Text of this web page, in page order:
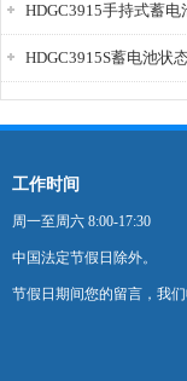
HDGC3915S蓄电池状
工作时间
周一至周六 8:00-17:30
中国法定节假日除外。
节假日期间您的留言，我们